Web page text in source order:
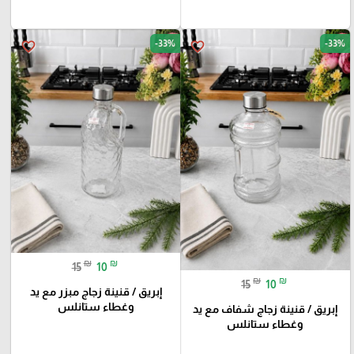
favorite_border -33%
15 ₪ 10 ₪
إبريق / قنينة زجاج شفاف مع يد
وغطاء ستانلس
favorite_border -33%
15 ₪ 10 ₪
إبريق / قنينة زجاج مبزر مع يد
وغطاء ستانلس